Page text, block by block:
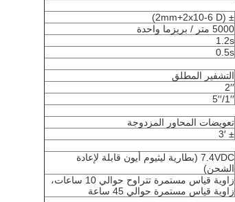
± (2mm+2x10-6 D)
5000 متر / بريزما واحدة
1.2s
0.5s
التشفير المطلق
2′′
1′′/5′′
تعويضات المحاور المزدوجة
± 3′
7.4VDC (بطارية ليثيوم أيون قابلة لإعادة
الشحن)
زاوية قياس مستمرة تتراوح حوالي 10 ساعات،
زاوية قياس مستمرة حوالي 45 ساعة